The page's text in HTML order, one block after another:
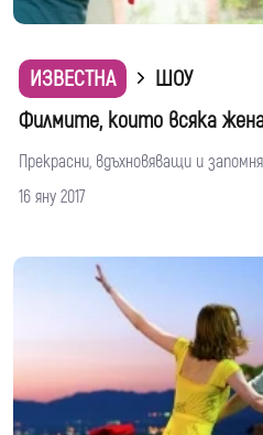
ИЗВЕСТНА
ШОУ
Филмите, които всяка
Прекрасни, вдъхновяващи и
16 яну 2017